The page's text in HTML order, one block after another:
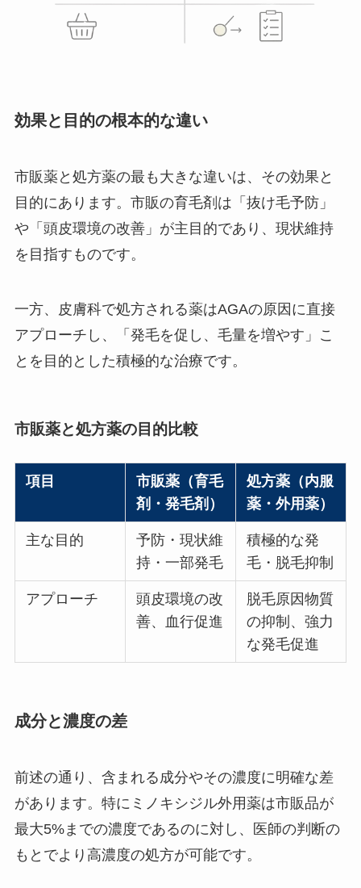
効果と目的の根本的な違い
市販薬と処方薬の最も大きな違いは、その効果と
目的にあります。市販の育毛剤は「抜け毛予防」
や「頭皮環境の改善」が主目的であり、現状維持
を目指すものです。
一方、皮膚科で処方される薬はAGAの原因に直接
アプローチし、「発毛を促し、毛量を増やす」こ
とを目的とした積極的な治療です。
市販薬と処方薬の目的比較
項目
市販薬（育毛
剤・発毛剤）
処方薬（内服
薬・外用薬）
主な目的
予防・現状維
持・一部発毛
積極的な発
毛・脱毛抑制
アプローチ
頭皮環境の改
善、血行促進
脱毛原因物質
の抑制、強力
な発毛促進
成分と濃度の差
前述の通り、含まれる成分やその濃度に明確な差
があります。特にミノキシジル外用薬は市販品が
最大5%までの濃度であるのに対し、医師の判断の
もとでより高濃度の処方が可能です。